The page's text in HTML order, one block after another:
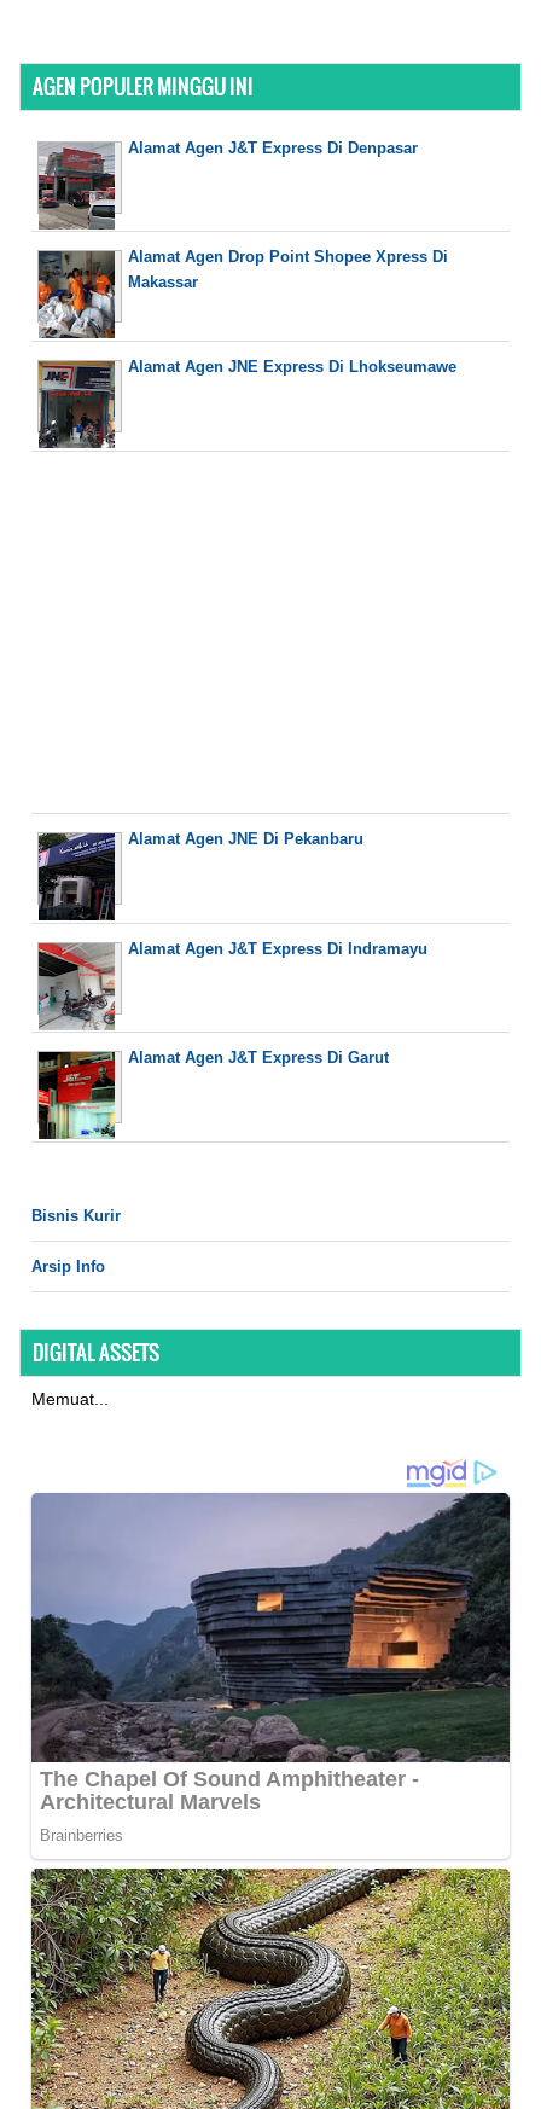
AGEN POPULER MINGGU INI
Alamat Agen J&T Express Di Denpasar
Alamat Agen Drop Point Shopee Xpress Di
Makassar
Alamat Agen JNE Express Di Lhokseumawe
Alamat Agen JNE Di Pekanbaru
Alamat Agen J&T Express Di Indramayu
Alamat Agen J&T Express Di Garut
Bisnis Kurir
Arsip Info
DIGITAL ASSETS
Memuat...